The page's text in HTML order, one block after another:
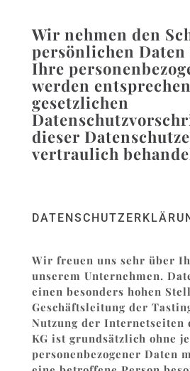
Wir nehmen den
persönlichen
Ihre
werden
gesetzlichen
dieser
vertraulich
Wir freuen uns sehr über
unserem Unternehmen.
einen besonders hohen
Geschäftsleitung der
Nutzung der Internetseiten
KG ist grundsätzlich ohne
personenbezogener Daten